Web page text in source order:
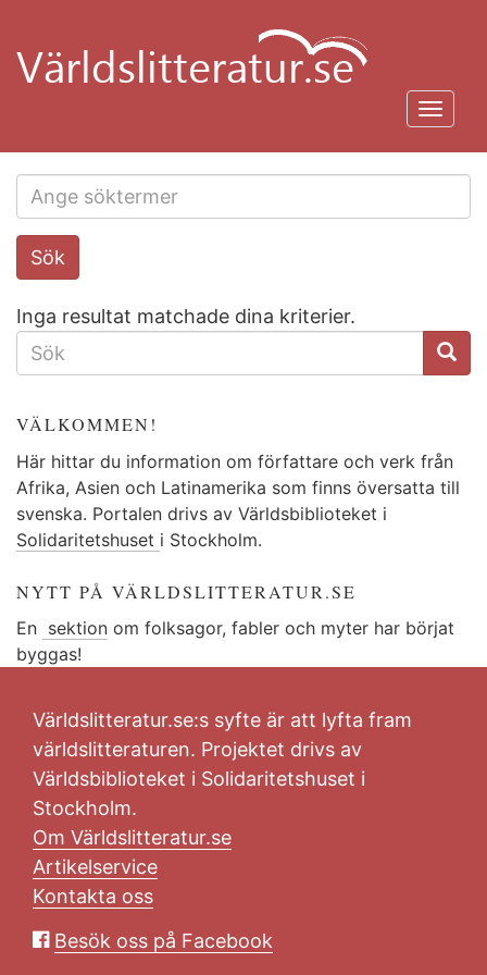
huvudinnehåll
Search
this
Sök
Inga resultat matchade dina kriterier.
SÖKFORMULÄR
VÄLKOMMEN!
Här hittar du information om författare och verk från
Afrika, Asien och Latinamerika som finns översatta till
svenska. Portalen drivs av Världsbiblioteket i
Solidaritetshuset i Stockholm.
NYTT PÅ VÄRLDSLITTERATUR.SE
En sektion om folksagor, fabler och myter har börjat
byggas!
Världslitteratur.se:s syfte är att lyfta fram
världslitteraturen. Projektet drivs av
Världsbiblioteket i Solidaritetshuset i
Stockholm.
Om Världslitteratur.se
Artikelservice
Kontakta oss
Besök oss på Facebook